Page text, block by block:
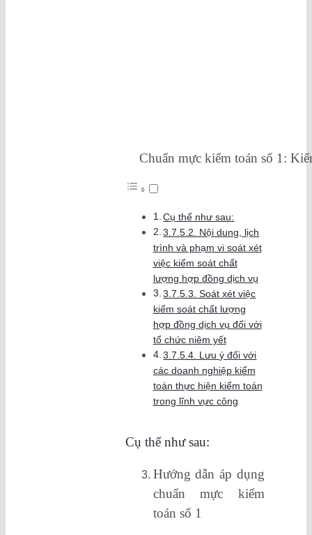
Chuẩn mực kiểm toán số 1:
Cụ thể như sau:
3.7.5.2. Nội dung, lịch
trình và phạm vi soát xét
việc kiểm soát chất
lượng hợp đồng dịch vụ
3.7.5.3. Soát xét việc
kiểm soát chất lượng
hợp đồng dịch vụ đối với
tổ chức niêm yết
3.7.5.4. Lưu ý đối với
các doanh nghiệp kiểm
toán thực hiện kiểm toán
trong lĩnh vực công
Cụ thể như sau:
Hướng dẫn áp dụng
chuẩn mực kiểm
toán số 1